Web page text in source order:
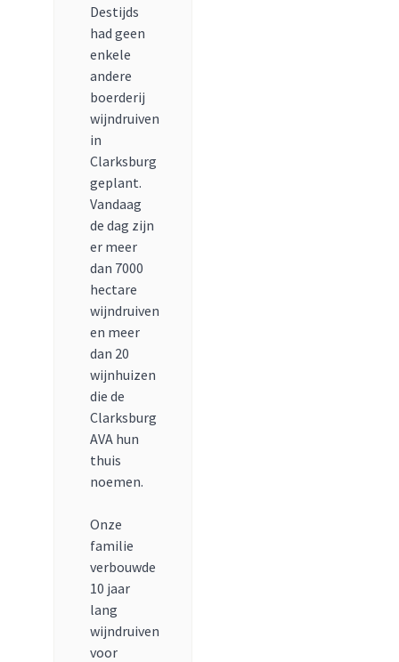
Destijds
had geen
enkele
andere
boerderij
wijndruiven
in
Clarksburg
geplant.
Vandaag
de dag zijn
er meer
dan 7000
hectare
wijndruiven
en meer
dan 20
wijnhuizen
die de
Clarksburg
AVA hun
thuis
noemen.
Onze
familie
verbouwde
10 jaar
lang
wijndruiven
voor